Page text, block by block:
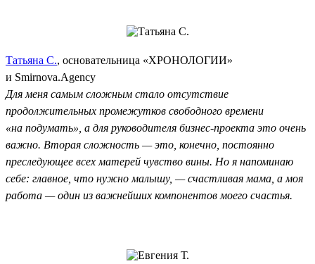
Татьяна С., основательница «ХРОНОЛОГИИ»
и Smirnova.Agency
Для меня самым сложным стало отсутствие
продолжительных промежутков свободного времени
«на подумать», а для руководителя бизнес-проекта это очень
важно. Вторая сложность — это, конечно, постоянно
преследующее всех матерей чувство вины. Но я напоминаю
себе: главное, что нужно малышу, — счастливая мама, а моя
работа — один из важнейших компонентов моего счастья.